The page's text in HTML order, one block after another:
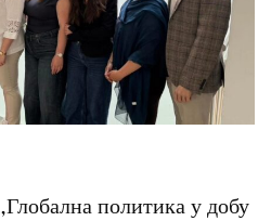
политика у добу